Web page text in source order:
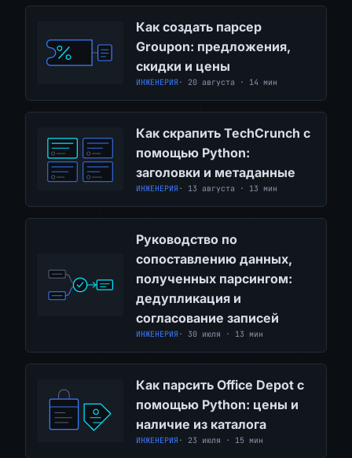
Как создать парсер
Groupon: предложения,
скидки и цены
ИНЖЕНЕРИЯ · 20 августа · 14 мин
Как скрапить TechCrunch с
помощью Python:
заголовки и метаданные
ИНЖЕНЕРИЯ · 13 августа · 13 мин
Руководство по
сопоставлению данных,
полученных парсингом:
дедупликация и
согласование записей
ИНЖЕНЕРИЯ · 30 июля · 13 мин
Как парсить Office Depot с
помощью Python: цены и
наличие из каталога
ИНЖЕНЕРИЯ · 23 июля · 15 мин